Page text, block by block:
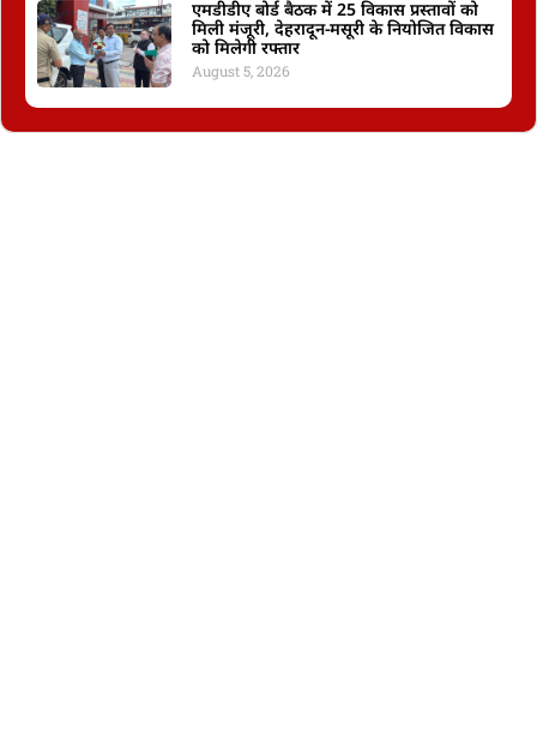
एमडीडीए बोर्ड बैठक में 25 विकास प्रस्तावों को
मिली मंजूरी, देहरादून-मसूरी के नियोजित विकास
को मिलेगी रफ्तार
August 5, 2026